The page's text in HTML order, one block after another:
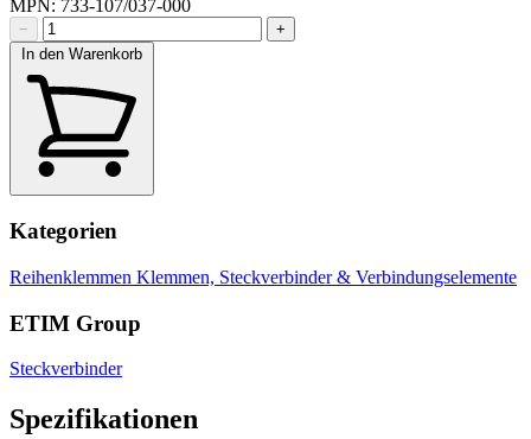
MPN: 733-107/037-000
−
+
In den Warenkorb
Kategorien
Reihenklemmen Klemmen, Steckverbinder & Verbindungselemente
ETIM Group
Steckverbinder
Spezifikationen